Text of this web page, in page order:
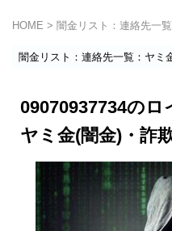
HOME > 闇金リスト：連絡先一
闇金リスト：連絡先一覧：ヤミ
09070937734の
ヤミ金(闇金)・詐